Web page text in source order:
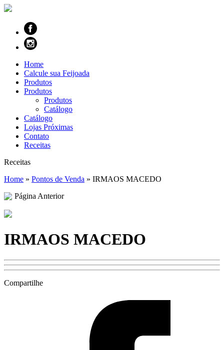
Home
Calcule sua Feijoada
Produtos
Produtos
Produtos
Catálogo
Catálogo
Lojas Próximas
Contato
Receitas
Receitas
Home » Pontos de Venda » IRMAOS MACEDO
Página Anterior
IRMAOS MACEDO
Compartilhe